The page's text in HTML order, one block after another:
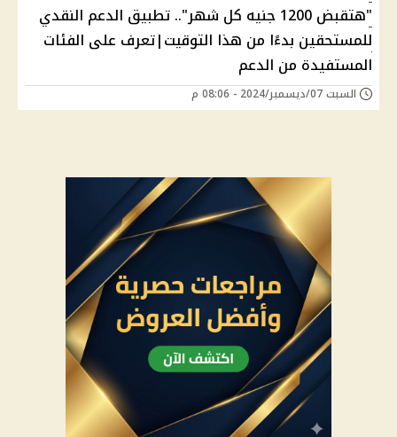
"هتقبض 1200 جنيه كل شهر".. تطبيق الدعم النقدي
للمستحقين بدءًا من هذا التوقيت|تعرف على الفئات
المستفيدة من الدعم
السبت 07/ديسمبر/2024 - 08:06 م